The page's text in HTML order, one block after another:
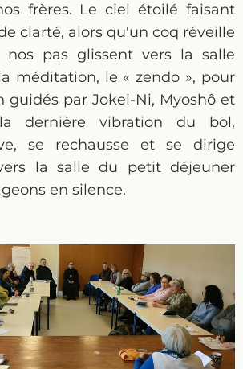
frères. Le ciel étoilé faisant
clarté, alors qu'un coq réveille
nos pas glissent vers la salle
méditation, le « zendo », pour
guidés par Jokei-Ni, Myoshô et
dernière vibration du bol,
se rechausse et se dirige
la salle du petit déjeuner
en silence.